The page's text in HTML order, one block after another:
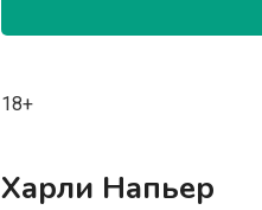
18+
Харли Напьер